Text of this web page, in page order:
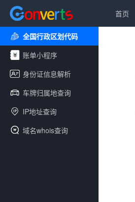
首页
全国行政区划代码
账单小程序
身份证信息解析
车牌归属地查询
IP地址查询
域名whois查询